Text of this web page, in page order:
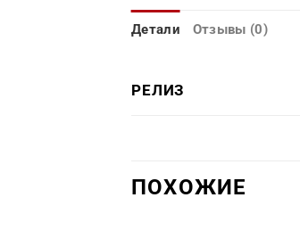
Детали Отзывы (0)
РЕЛИЗ
ПОХОЖИЕ